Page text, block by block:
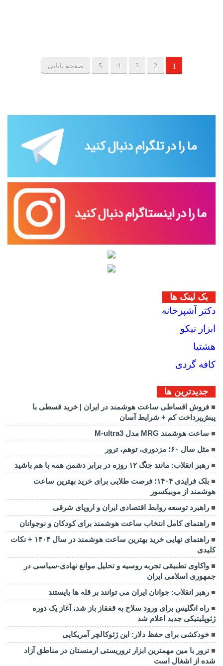
1
2
3
4
5 صفحه پایانی
بک لینک ها
دکتر آشپزخانه
ابزار نیکو
هشتیا
کافه گردی
جديدترين ها
فروش اقساطی ساعت هوشمند در ایران | خرید قسطی با
پیش‌پرداخت کم + شرایط آسان
ساعت هوشمند MRG مدل M-ultra3
مثل سال ۶۰؛ مزدوری، توهم، ترور
رهبر انقلاب: مانند جنگ ۱۲ روزه در برابر دشمن همه با هم باشید
بلک فرایدی ۱۴۰۴؛ فرصت طلایی برای خرید بهترین ساعت
هوشمند از موبیکسور
راهبرد توسعه روابط اقتصادی ایران و اروپای شرقی
راهنمای کامل انتخاب ساعت هوشمند برای کودکان و نوجوانان
راهنمای نهایی خرید بهترین ساعت هوشمند در سال ۱۴۰۴ + نکات
کلیدی
واکاوی تطبیقی تجربه روسیه و تحلیل موانع نهادی-سیاسی در
جمهوری اسلامی ایران
رهبر انقلاب: جوانان ایران می توانند بر قله ها بایستند
راه انگلیس برای ورود سلاح به قفقاز باز شد، آغاز یک دوره
ژئوپلیتیکی جدید اعلام شد
خودکشی برای حفظ دلار: این ژئوکالچر آمریکایی
ترور با مین مهمترین ابزار تروریستی ارمنستان در مناطق آزاد
شده از اشغال است